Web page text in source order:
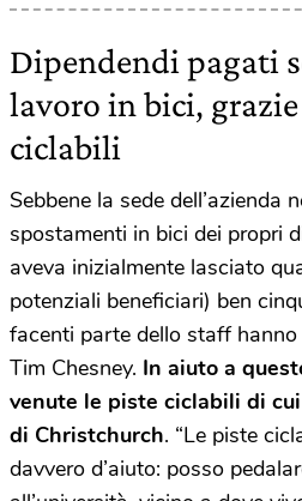
Dipendendi pagati
lavoro in bici,
ciclabili
Sebbene la sede dell’azienda
spostamenti in bici dei propri
aveva inizialmente lasciato
potenziali beneficiari) ben
facenti parte dello staff
Tim Chesney. In aiuto a
venute le piste ciclabili di
di Christchurch. “Le piste
davvero d’aiuto: posso